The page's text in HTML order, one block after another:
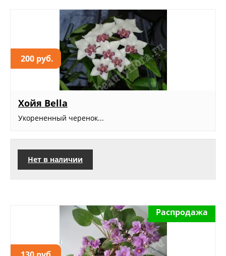
200 руб.
Хойя Bella
Укорененный черенок...
Нет в наличии
Распродажа